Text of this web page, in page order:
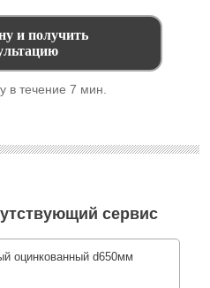
течение 7 мин.
сервис
оцинкованный d650мм